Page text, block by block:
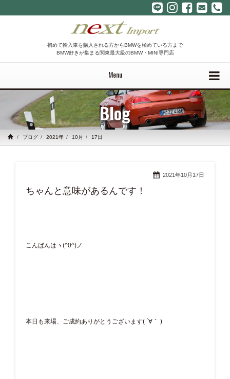
初めて輸入車を購入される方からBMWを極めている方まで
BMW好きが集まる関東最大級のBMW・MINI専門店
Menu
Blog
ブログ 2021年 10月 17日
2021年10月17日
ちゃんと意味があるんです！
こんばんはヽ(^0^)ノ
本日も来場、ご成約ありがとうございます( ´∀｀ )